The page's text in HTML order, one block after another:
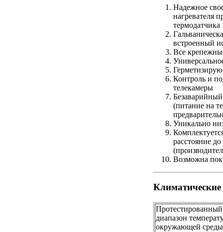
Надежное
нагревателя
термодатчика
встроенный
Все
Контроль и
телекамеры
(питание на
Уникально
расстояние
Возможна
диапазон
окружающей среды